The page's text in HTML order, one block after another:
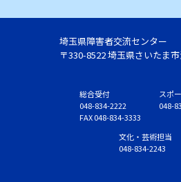
埼玉県障害者交流センター
〒330-8522 埼玉県さいたま
総合受付
048-834-2222
FAX 048-834-3333
スポ
048-
文化・芸術担当
048-834-2243